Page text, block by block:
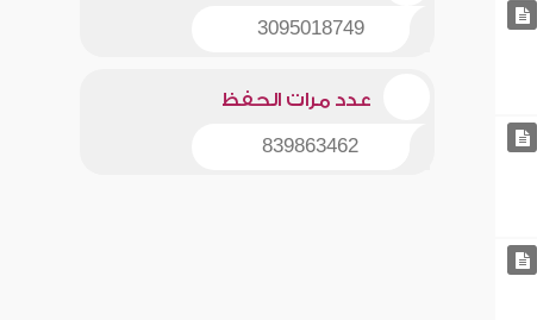
3095018749
عدد مرات الحفظ
839863462